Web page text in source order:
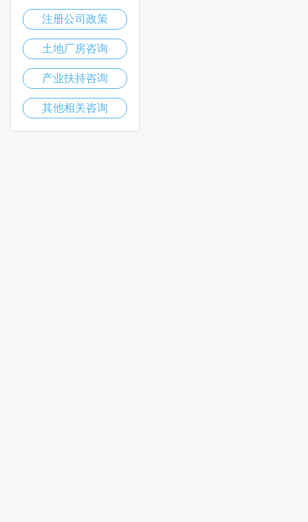
注册公司政策
土地厂房咨询
产业扶持咨询
其他相关咨询